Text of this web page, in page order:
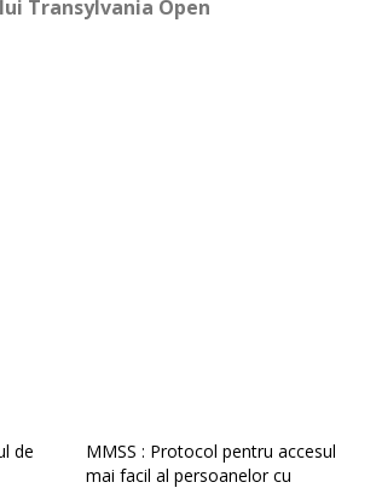
Transylvania Open
de
MMSS : Protocol pentru accesul
mai facil al persoanelor cu